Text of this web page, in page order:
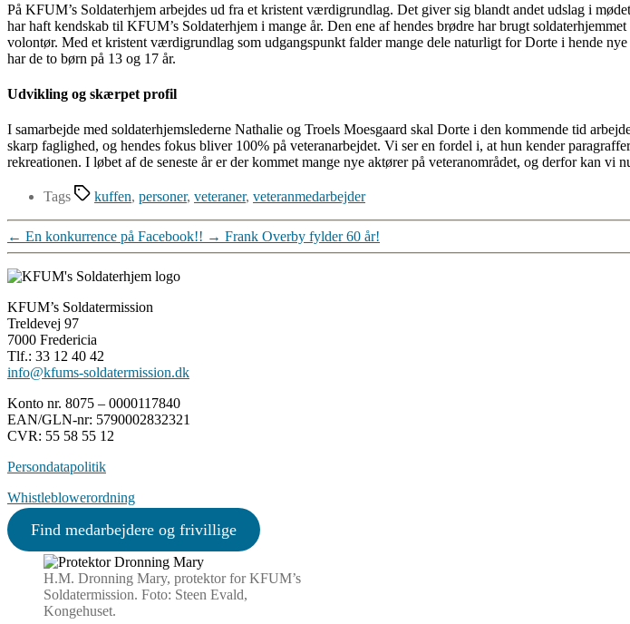
På KFUM’s Soldaterhjem arbejdes ud fra et kristent værdigrundlag. Det giver sig blandt andet udslag i
har haft kendskab til KFUM’s Soldaterhjem i mange år. Den ene af hendes brødre har brugt
volontør. Med et kristent værdigrundlag som udgangspunkt falder mange dele naturligt for Dorte i hende
har de to børn på 13 og 17 år.
Udvikling og skærpet profil
I samarbejde med soldaterhjemslederne Nathalie og Troels Moesgaard skal Dorte i den kommende tid
skarp faglighed, og hendes fokus bliver 100% på veteranarbejdet. Vi ser en fordel i, at hun kender
rekreationen. I løbet af de seneste år er der kommet mange nye aktører på veteranområdet, og derfor kan
Tags kuffen, personer, veteraner, veteranmedarbejder
← En konkurrence på Facebook!! → Frank Overby fylder 60 år!
KFUM’s Soldatermission
Treldevej 97
7000 Fredericia
Tlf.: 33 12 40 42
info@kfums-soldatermission.dk
Konto nr. 8075 – 0000117840
EAN/GLN-nr: 5790002832321
CVR: 55 58 55 12
Persondatapolitik
Whistleblowerordning
Find medarbejdere og frivillige
H.M. Dronning Mary, protektor for KFUM’s
Soldatermission. Foto: Steen Evald,
Kongehuset.